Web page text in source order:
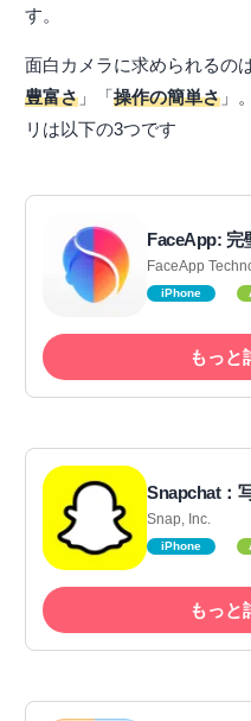
す。
面白カメラに求められるの
豊富さ 」「操作の簡単さ 」
リは以下の3つです
FaceApp: 完
FaceApp
iPhone
もっと
Snapchat：
Snap, Inc.
iPhone
もっと